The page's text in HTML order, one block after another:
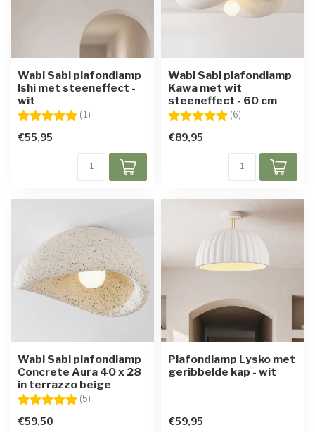
Wabi Sabi plafondlamp
Ishi met steeneffect -
wit
Beoordeling: (1)
€55,95
Wabi Sabi plafondlamp
Kawa met wit
steeneffect - 60 cm
Beoordeling: (6)
€89,95
Wabi Sabi plafondlamp
Concrete Aura 40 x 28
in terrazzo beige
Beoordeling: (5)
€59,50
Plafondlamp Lysko met
geribbelde kap - wit
€59,95